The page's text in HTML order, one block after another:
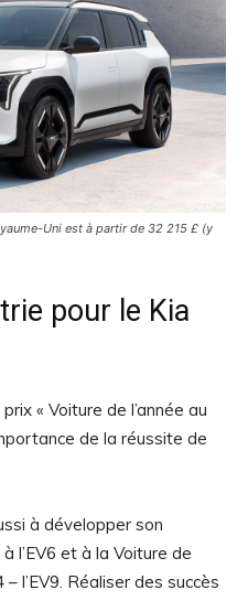
Uni est à partir de 32 215 £ (y
pour le Kia
« Voiture de l’année au
de la réussite de
à développer son
l’EV6 et à la Voiture de
l’EV9. Réaliser des succès